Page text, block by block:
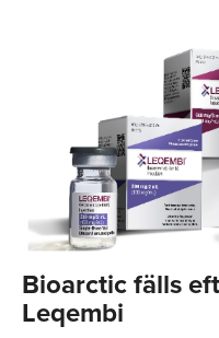
Bioarctic fälls
Leqembi